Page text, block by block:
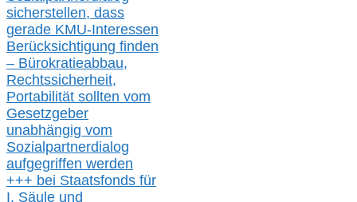
sicherstellen, dass
gerade KMU-Interessen
Berücksichtigung finden
– Bürokratieabbau,
Rechtssicherheit,
Portabilität sollten vom
Gesetzgeber
unabhängig vom
Sozialpartnerdialog
aufgegriffen werden
+++ bei Staatsfonds für
I. Säule und